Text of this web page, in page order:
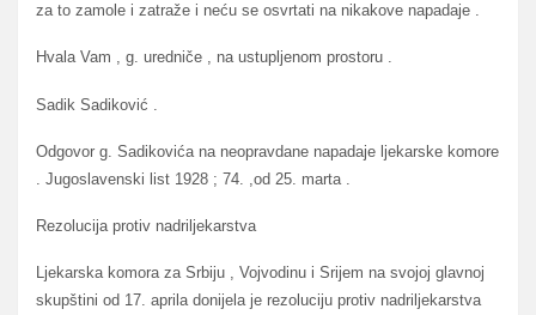
za to zamole i zatraže i neću se osvrtati na nikakove napadaje .
Hvala Vam , g. uredniče , na ustupljenom prostoru .
Sadik Sadiković .
Odgovor g. Sadikovića na neopravdane napadaje ljekarske komore
. Jugoslavenski list 1928 ; 74. ,od 25. marta .
Rezolucija protiv nadriljekarstva
Ljekarska komora za Srbiju , Vojvodinu i Srijem na svojoj glavnoj
skupštini od 17. aprila donijela je rezoluciju protiv nadriljekarstva